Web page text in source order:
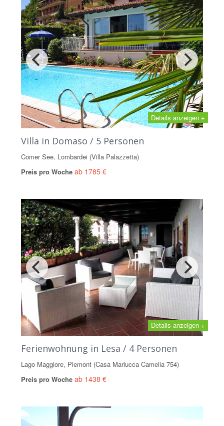
Details anzeigen +
Villa in Domaso / 5 Personen
Comer See, Lombardei (Villa Palazzetta)
Preis pro Woche ab 1785 €
Details anzeigen +
Ferienwohnung in Lesa / 4 Personen
Lago Maggiore, Piemont (Casa Mariucca Camelia 754)
Preis pro Woche ab 1438 €